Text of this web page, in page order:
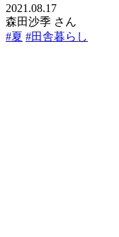
2021.08.17
森田沙季 さん
#夏 #田舎暮らし